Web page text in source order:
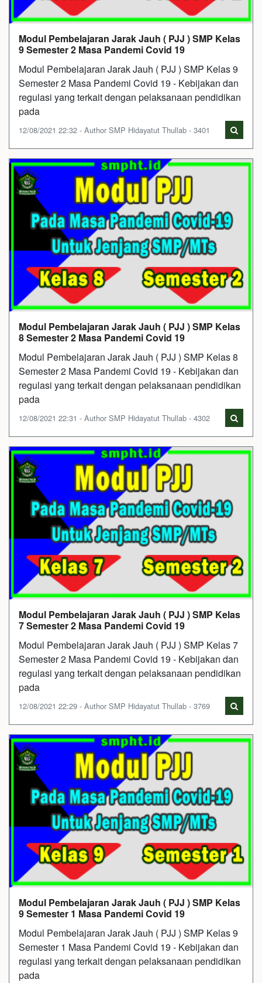
Modul Pembelajaran Jarak Jauh ( PJJ ) SMP Kelas
9 Semester 2 Masa Pandemi Covid 19
Modul Pembelajaran Jarak Jauh ( PJJ ) SMP Kelas 9
Semester 2 Masa Pandemi Covid 19 - Kebijakan dan
regulasi yang terkait dengan pelaksanaan pendidikan
pada
12/08/2021 22:32 - Author SMP Hidayatut Thullab - 3401
Modul Pembelajaran Jarak Jauh ( PJJ ) SMP Kelas
8 Semester 2 Masa Pandemi Covid 19
Modul Pembelajaran Jarak Jauh ( PJJ ) SMP Kelas 8
Semester 2 Masa Pandemi Covid 19 - Kebijakan dan
regulasi yang terkait dengan pelaksanaan pendidikan
pada
12/08/2021 22:31 - Author SMP Hidayatut Thullab - 4302
Modul Pembelajaran Jarak Jauh ( PJJ ) SMP Kelas
7 Semester 2 Masa Pandemi Covid 19
Modul Pembelajaran Jarak Jauh ( PJJ ) SMP Kelas 7
Semester 2 Masa Pandemi Covid 19 - Kebijakan dan
regulasi yang terkait dengan pelaksanaan pendidikan
pada
12/08/2021 22:29 - Author SMP Hidayatut Thullab - 3769
Modul Pembelajaran Jarak Jauh ( PJJ ) SMP Kelas
9 Semester 1 Masa Pandemi Covid 19
Modul Pembelajaran Jarak Jauh ( PJJ ) SMP Kelas 9
Semester 1 Masa Pandemi Covid 19 - Kebijakan dan
regulasi yang terkait dengan pelaksanaan pendidikan
pada